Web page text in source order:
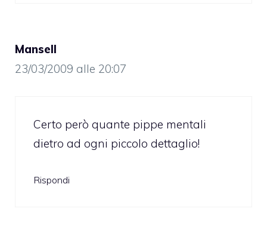
Mansell
23/03/2009 alle 20:07
Certo però quante pippe mentali
dietro ad ogni piccolo dettaglio!
Rispondi